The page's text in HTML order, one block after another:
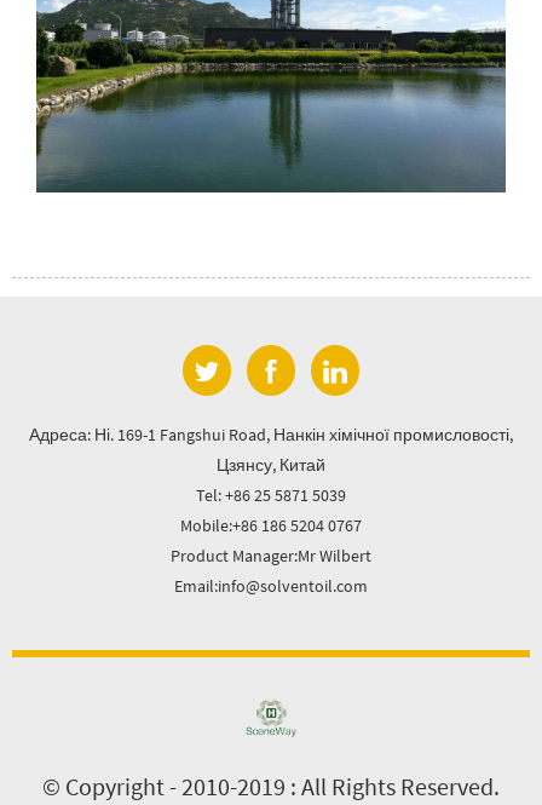
Адреса: Ні. 169-1 Fangshui Road, Нанкін хімічної промисловості,
Цзянсу, Китай
Tel: +86 25 5871 5039
Mobile:+86 186 5204 0767
Product Manager:Mr Wilbert
Email:info@solventoil.com
© Copyright - 2010-2019 : All Rights Reserved.